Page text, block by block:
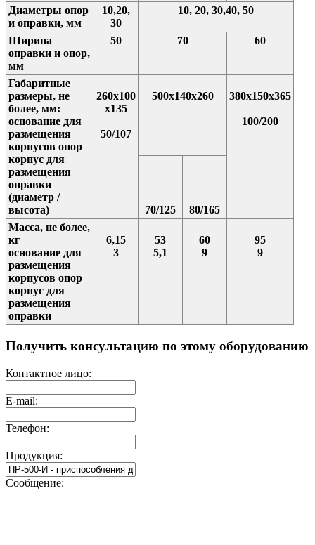
Диаметры опор
и оправки, мм
10,20,
30
10, 20, 30,40, 50
Ширина
оправки и опор,
мм
50 70 60
Габаритные
размеры, не
более, мм:
основание для
размещения
корпусов опор
корпус для
размещения
оправки
(диаметр /
высота)
260x100
х135
50/107
500x140x260 380x150х365
100/200
70/125
80/165
Масса, не более,
кг
основание для
размещения
корпусов опор
корпус для
размещения
оправки
6,15
3
53
5,1
60
9
95
9
Получить консультацию по этому оборудованию
Контактное лицо:
E-mail:
Телефон:
Продукция:
Сообщение: